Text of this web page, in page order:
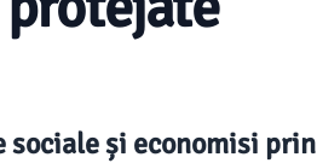
sociale și economisi prin